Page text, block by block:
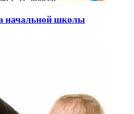
начальной школы